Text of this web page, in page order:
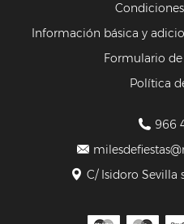
Información básica y
Formulario
Política
966
C/ Isidoro Sevilla